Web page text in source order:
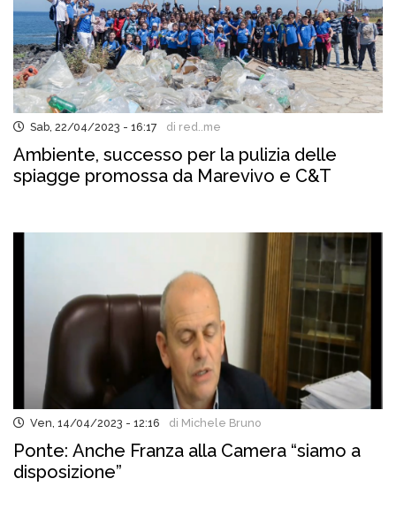
Sab, 22/04/2023 - 16:17 di red..me
Ambiente, successo per la pulizia delle
spiagge promossa da Marevivo e C&T
Ven, 14/04/2023 - 12:16 di Michele Bruno
Ponte: Anche Franza alla Camera “siamo a
disposizione”